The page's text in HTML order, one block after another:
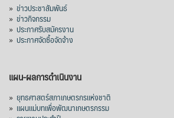
» ข่าวประชาสัมพันธ์
» ข่าวกิจกรรม
» ประกาศรับสมัครงาน
» ประกาศจัดซื้อจัดจ้าง
แผน-ผลการดำเนินงาน
» ยุทธศาสตร์สภาเกษตรกรแห่งชาติ
» แผนแม่บทเพื่อพัฒนาเกษตรกรรม